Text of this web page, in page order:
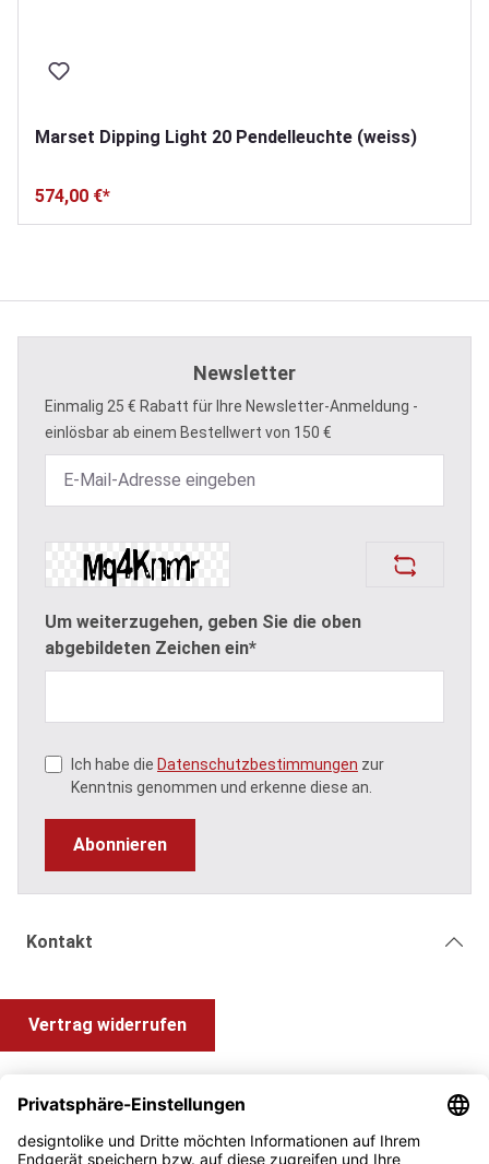
Marset Dipping Light 20 Pendelleuchte (weiss)
574,00 €*
Newsletter
Einmalig 25 € Rabatt für Ihre Newsletter-Anmeldung -
einlösbar ab einem Bestellwert von 150 €
Um weiterzugehen, geben Sie die oben
abgebildeten Zeichen ein*
Ich habe die Datenschutzbestimmungen zur
Kenntnis genommen und erkenne diese an.
Abonnieren
Kontakt
Vertrag widerrufen
Information und Impressum